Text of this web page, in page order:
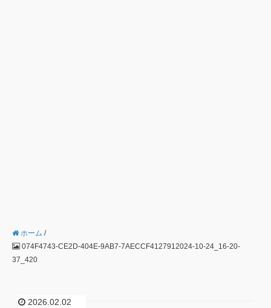
ホーム /
074F4743-CE2D-404E-9AB7-7AECCF4127912024-10-24_16-20-
37_420
2026.02.02